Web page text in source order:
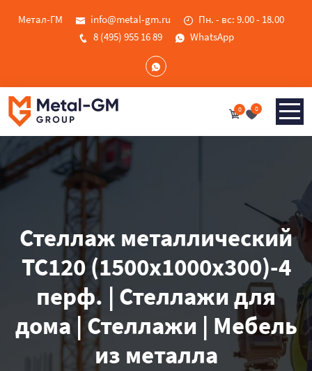
Метал-ГМ info@metal-gm.ru
Пн. - вс: 9.00 - 18.00
8 (495) 955 16 89
WhatsApp
0 0
Стеллаж металлический
ТС120 (1500х1000х300)-4
перф. | Стеллажи для
дома | Стеллажи | Мебель
из металла